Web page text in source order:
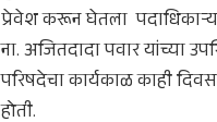
प्रेवेश करून घेतला
ना. अजितदादा पवार यांच्या
परिषदेचा कार्यकाळ काही
होती.